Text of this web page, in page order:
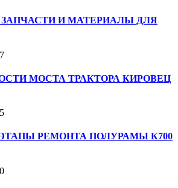
И МАТЕРИАЛЫ ДЛЯ
МОСТА ТРАКТОРА КИРОВЕЦ
РЕМОНТА ПОЛУРАМЫ К700